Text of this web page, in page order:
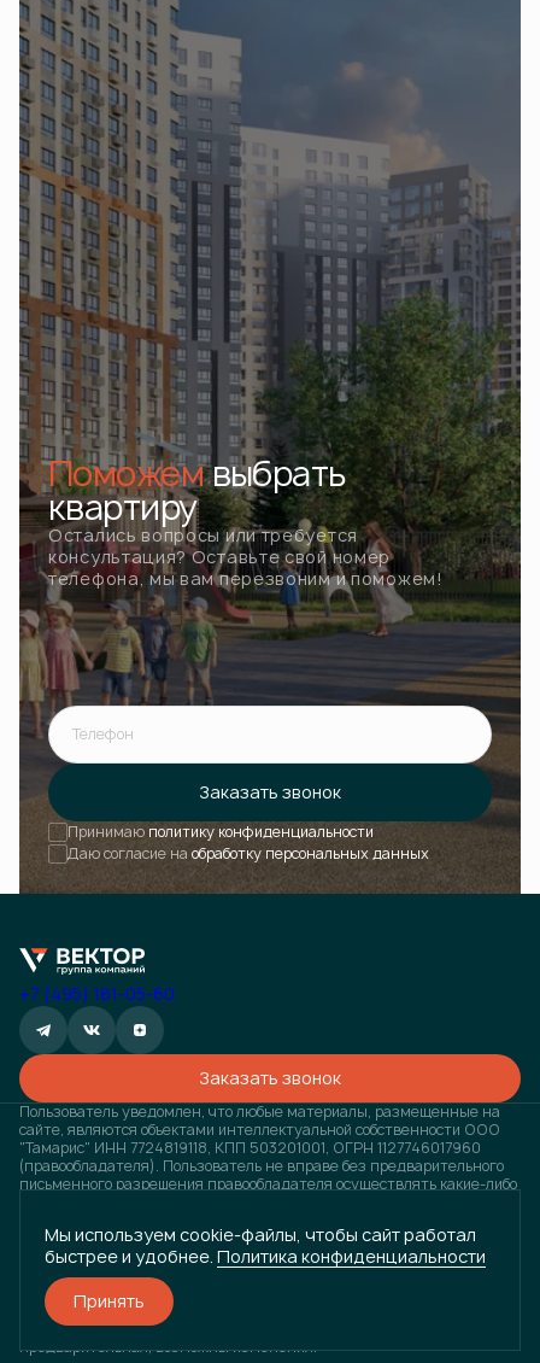
Поможемвыбрать
квартиру
Остались вопросы или требуется
консультация? Оставьте свой номер
телефона, мы вам перезвоним и поможем!
Телефон
Заказать звонок
Принимаю политику конфиденциальности
Даю согласие на обработку персональных данных
Ошибка при отправке!
Форма появится через3 сек
Закрыть
+7 (495) 181-05-60
Заказать звонок
Пользователь уведомлен, что любые материалы, размещенные на
сайте, являются объектами интеллектуальной собственности ООО
"Тамарис" ИНН 7724819118, КПП 503201001, ОГРН 1127746017960
(правообладателя). Пользователь не вправе без предварительного
письменного разрешения правообладателя осуществлять какие-либо
штрафов, предусмотренных законодательством РФ, а также на
обращение в компетентные органы за защитой своих прав и
законных интересов. Любая информация, представленная на
данном сайте, носит исключительно информационный характер и ни
при каких условиях не является публичной офертой, определяемой
положениями статьи 437 ГК РФ. Визуализация проектов
предварительная, возможны изменения.
Мы используем cookie-файлы, чтобы сайт работал
быстрее и удобнее. Политика конфиденциальности
Принять